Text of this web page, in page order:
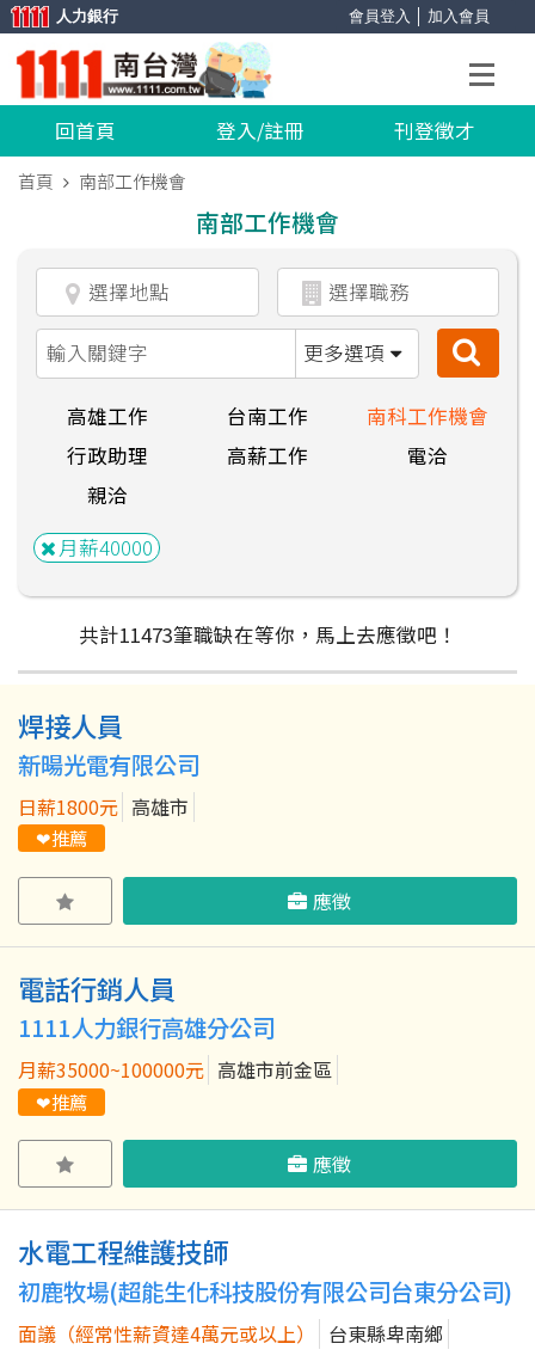
會員登入 加入會員
人力銀行
回首頁 登入/註冊 刊登徵才
首頁 南部工作機會
南部工作機會
更多選項
高雄工作 台南工作
南科工作機會
行政助理
高薪工作
電洽
親洽
月薪40000
共計11473筆職缺在等你，馬上去應徵吧！
焊接人員
新暘光電有限公司
日薪1800元 高雄市
❤推薦
應徵
電話行銷人員
1111人力銀行高雄分公司
月薪35000~100000元 高雄市前金區
❤推薦
應徵
水電工程維護技師
初鹿牧場(超能生化科技股份有限公司台東分公司)
面議（經常性薪資達4萬元或以上） 台東縣卑南鄉